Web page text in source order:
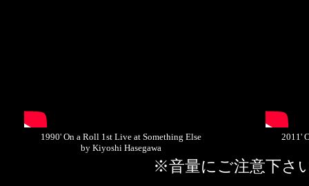
1990' On a Roll 1st Live at Something Else
by Kiyoshi Hasegawa
2011'
※音量にご注意下さ